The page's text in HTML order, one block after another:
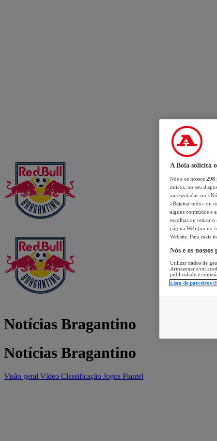
Notícias Bragantino
Notícias Bragantino
Visão geral Vídeo Classificação Jogos Plantel
A Bola solicita
Nós e os nossos 298
únicos, no seu
apresentadas em
«Rejeitar tudo» ou
alguns conteúdos e
escolhas ou retirar
página Web (ou no
Website. Para mais
Nós e os
Utilizar dados de
Armazenar e/ou
publicidade e
Lista de parceiros